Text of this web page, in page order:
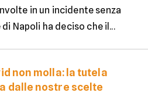
in un incidente senza
Napoli ha deciso che il...
non molla: la tutela
dalle nostre scelte